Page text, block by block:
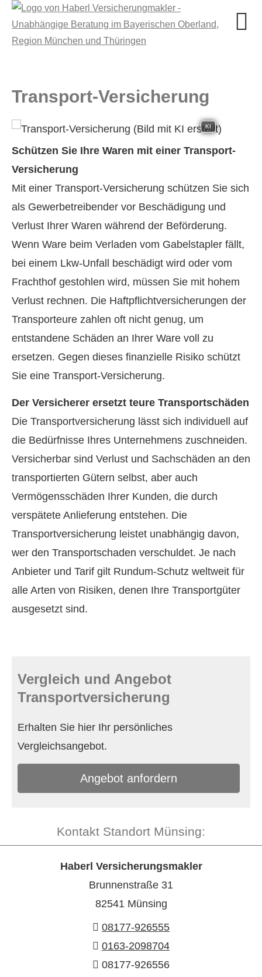
Transport-Versicherung
KI
Schützen Sie Ihre Waren mit einer Transport-
Versicherung
Mit einer Transport-Versicherung schützen Sie sich
als Gewerbetreibender vor Beschädigung und
Verlust Ihrer Waren während der Beförderung.
Wenn Ware beim Verladen vom Gabelstapler fällt,
bei einem Lkw-Unfall beschädigt wird oder vom
Frachthof gestohlen wird, müssen Sie mit hohem
Verlust rechnen. Die Haft­pflichtversicherungen der
Transporteure zahlen oft nicht genug, um
entstandene Schäden an Ihrer Ware voll zu
ersetzen. Gegen dieses finanzielle Risiko schützt
Sie eine Transport-Versicherung.
Der Versicherer ersetzt teure Transportschäden
Die Transportversicherung lässt sich individuell auf
die Bedürfnisse Ihres Unternehmens zuschneiden.
Versicherbar sind Verlust und Sachschäden an den
transportierten Gütern selbst, aber auch
Vermögensschäden Ihrer Kunden, die durch
verspätete Anlieferung entstehen. Die
Transportversicherung leistet unabhängig davon,
wer den Transportschaden verschuldet. Je nach
Anbieter und Tarif gilt Rundum-Schutz weltweit für
alle Arten von Risiken, denen Ihre Transportgüter
ausgesetzt sind.
Vergleich und Angebot
Transportversicherung
Erhalten Sie hier Ihr persönliches
Vergleichsangebot.
An­ge­bot an­for­dern
Kontakt Standort Münsing:
Haberl Ver­sicherungs­makler
Brunnenstraße 31
82541 Münsing
08177-926555
0163-2098704
08177-926556